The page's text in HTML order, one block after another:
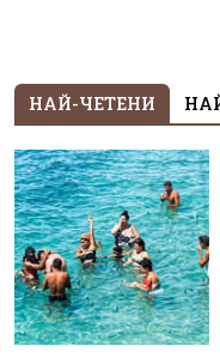
НАЙ-ЧЕТЕНИ